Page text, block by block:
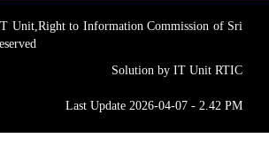
Unit,Right to Information Commission of Sri
Solution by IT Unit RTIC
Last Update 2026-04-07 - 2.42 PM